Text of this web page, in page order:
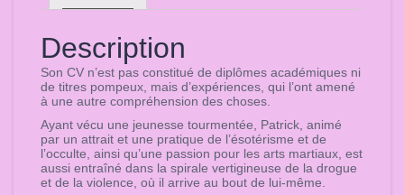
1
vers
toi
»
Le
chemin
intérieur
quantity
Description
Son CV n’est pas constitué de diplômes académiques ni
de titres pompeux, mais d’expériences, qui l’ont amené
à une autre compréhension des choses.
Ayant vécu une jeunesse tourmentée, Patrick, animé
par un attrait et une pratique de l’ésotérisme et de
l’occulte, ainsi qu’une passion pour les arts martiaux, est
aussi entraîné dans la spirale vertigineuse de la drogue
et de la violence, où il arrive au bout de lui-même.